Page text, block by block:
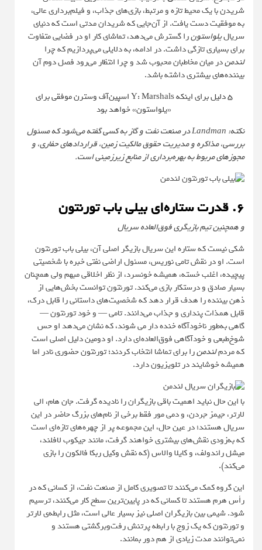
شریدن با یک محیط تازه و مرتبط، بازی‌های جذاب، و فیلم‌برداری عالی،
به موفقیت دست یافت. از آن‌جایی که شریدان مدتی است که دنیای
سریالیلواستونرا گسترش می‌دهد، تماشای کار او در فضایی متفاوت
برای بسیاری تازگی داشت. در ادامه، به دلایلی می‌پردازیم که چرا
لندمندر میان مخاطبان محبوب شد و چرا انتظار می‌رود فصل دوم آن
بیننده‌های بیشتری داشته باشد.
۵ دلیل برای اینکه Y: Marshals اسپین‌آف وسترن موفقی برای
«یلواستون» خواهد بود
نکته: Landman در صنعت نفت و گاز به کسی گفته می‌شود که مسئول
بررسی، مذاکره و مدیریت حقوق مالکیت زمین، قراردادهای حفاری، و
مجوزهای مربوط به بهره‌برداری از منابع زیرزمینی است.
۶. قدرت ستاره‌ای بیلی باب تورنتون
و همچنین تیم بازیگری فوق‌العاده سریال
شکی نیست که ستاره این سریال بازیگر اصلی آن، بیلی باب تورنتون
است. او در نقش تامی نوریس، مسئول اراضی نفتی خبره با شخصیتی
پیچیده، اغلب خسته، همیشه خونسرد، از نظر اخلاقی مبهم ولی همچنان
بسیار صادق و درستکار بازی می‌کند. تورنتون توانست بخش‌هایی از
ذهن بیننده را هدف قرار دهد که شخصیت‌های داستانی را قابل درک،
قابل همذات پنداری و جذاب می‌دانند. تامی — و خود تورنتون —
گاهی به‌طور ناخودآگاه خنده‌ دار می شوند، که نشان می‌دهد او حس
شوخ‌طبعی و خودآگاهی فوق‌العاده‌ای دارد. او دومین دلیل اصلی است
که مردملندمنرا برای تماشا انتخاب کردند؛ تورنتون حضوری نادر اما
همیشه خوشایند در تلویزیون دارد.
با این حال نباید اهمیت باقی بازیگران را نادیده گرفت. جان هام، الی
لارتر، جیمز جردن، و دمی مور فقط برخی از نام‌های بزرگ حاضر در این
سریال هستند؛ در عین حال، این مجموعه پر از چهره‌های تازه‌ای است
که به‌زودی نقش‌های بیشتری خواهند گرفت، مانند جیکوب لافلند،
میشل راندولف، و کایلا والاس (که نقش وکیل ربکا فالکون را بازی
می‌کند).
این گروه کمک می‌کنند تا تصویری کامل از صنعت نفت، از کسانی که در
رأس هرم هستند تا کسانی که در پایین‌ترین سطح کار می‌کنند، ترسیم
شود. شیمی بین بازیگران اصلی نیز بسیار عالی است، مثل رابطه‌ی لارتر
و تورنتون که یک زوج با رابطه پرتنش رفت‌و‌برگشتی هستند و
نمی‌توانند مدت زیادی از هم دور بمانند.